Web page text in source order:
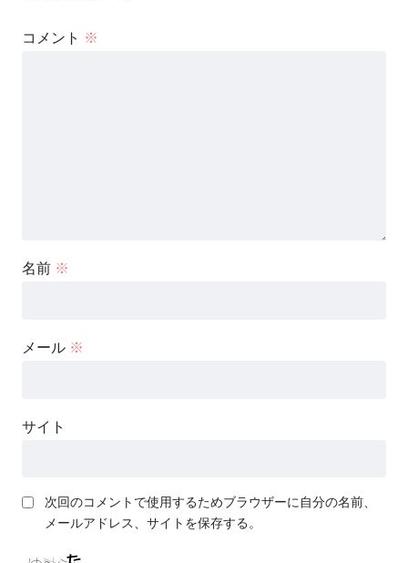
コメント ※
名前 ※
メール ※
サイト
次回のコメントで使用するためブラウザーに自分の名前、
メールアドレス、サイトを保存する。